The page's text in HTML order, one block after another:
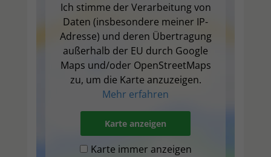
Ich stimme der Verarbeitung von
Daten (insbesondere meiner IP-
Adresse) und deren Übertragung
außerhalb der EU durch Google
Maps und/oder OpenStreetMaps
zu, um die Karte anzuzeigen.
Mehr erfahren
Karte anzeigen
Karte immer anzeigen